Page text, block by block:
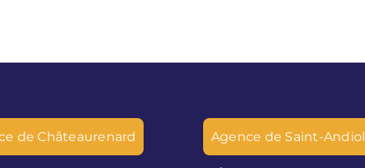
de Châteaurenard Agence de Saint-Andiol